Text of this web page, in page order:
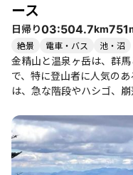
しい体験ができるでしょう。
ース
日帰り03:504.7km751
絶景 電車・バス 池・沼
金精山と温泉ヶ岳は、群
で、特に登山者に人気の
は、急な階段やハシゴ、
登りは急で、ロープや岩
スと言えるでしょう。登
がらも、山頂からの絶景に感
らは、日光ファミリーや